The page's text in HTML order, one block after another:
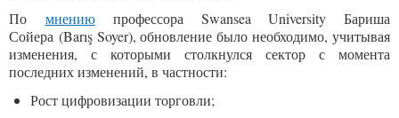
По мнениюпрофессора Swansea University Бариша
Сойера (Barış Soyer), обновление было необходимо, учитывая
изменения, с которыми столкнулся сектор с момента
последних изменений, в частности:
Рост цифровизации торговли;